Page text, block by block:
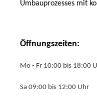
Umbauprozesses mit
Öffnungszeiten:
Mo - Fr 10:00 bis 18:00
Sa 09:00 bis 12:00 Uhr